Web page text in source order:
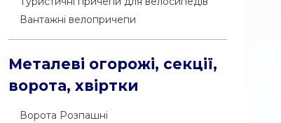
Вантажні велопричепи
Металеві огорожі, секції,
ворота, хвіртки
Ворота Розпашні